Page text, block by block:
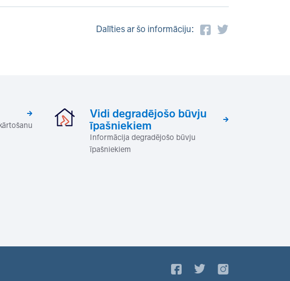
Dalīties ar šo informāciju:
Vidi degradējošo būvju
īpašniekiem
Informācija degradējošo būvju
īpašniekiem